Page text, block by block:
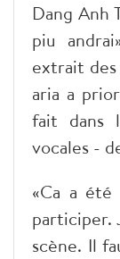
Dang Anh
piu
extrait
aria a
fait dans
vocales -
«Ca a
participer.
scène. Il